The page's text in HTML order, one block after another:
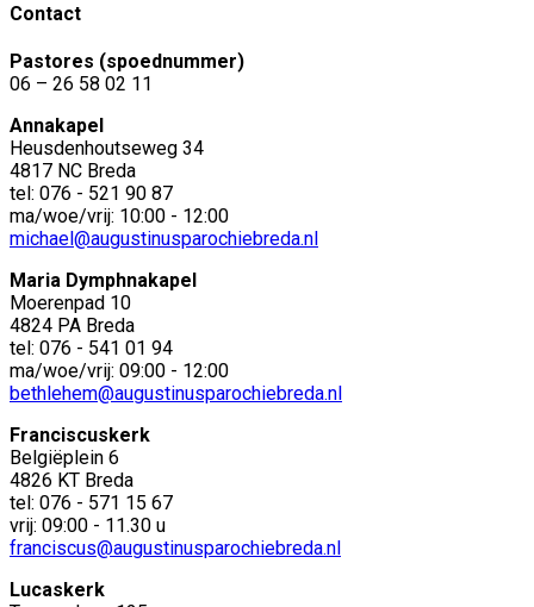
Contact
Pastores (spoednummer)
06 – 26 58 02 11
Annakapel
Heusdenhoutseweg 34
4817 NC Breda
tel: 076 - 521 90 87
ma/woe/vrij: 10:00 - 12:00
michael@augustinusparochiebreda.nl
Maria Dymphnakapel
Moerenpad 10
4824 PA Breda
tel: 076 - 541 01 94
ma/woe/vrij: 09:00 - 12:00
bethlehem@augustinusparochiebreda.nl
Franciscuskerk
Belgiëplein 6
4826 KT Breda
tel: 076 - 571 15 67
vrij: 09:00 - 11.30 u
franciscus@augustinusparochiebreda.nl
Lucaskerk